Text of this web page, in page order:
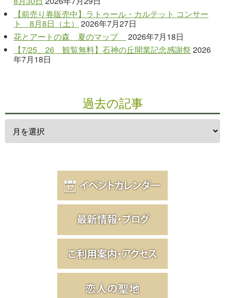
【前売り券販売中】ラトゥール・カルテット コンサー
ト 8月8日（土）
2026年7月27日
花とアートの森 夏のマップ
2026年7月18日
【7/25、26 観覧無料】石神の丘開業記念感謝祭 2026
年7月18日
過去の記事